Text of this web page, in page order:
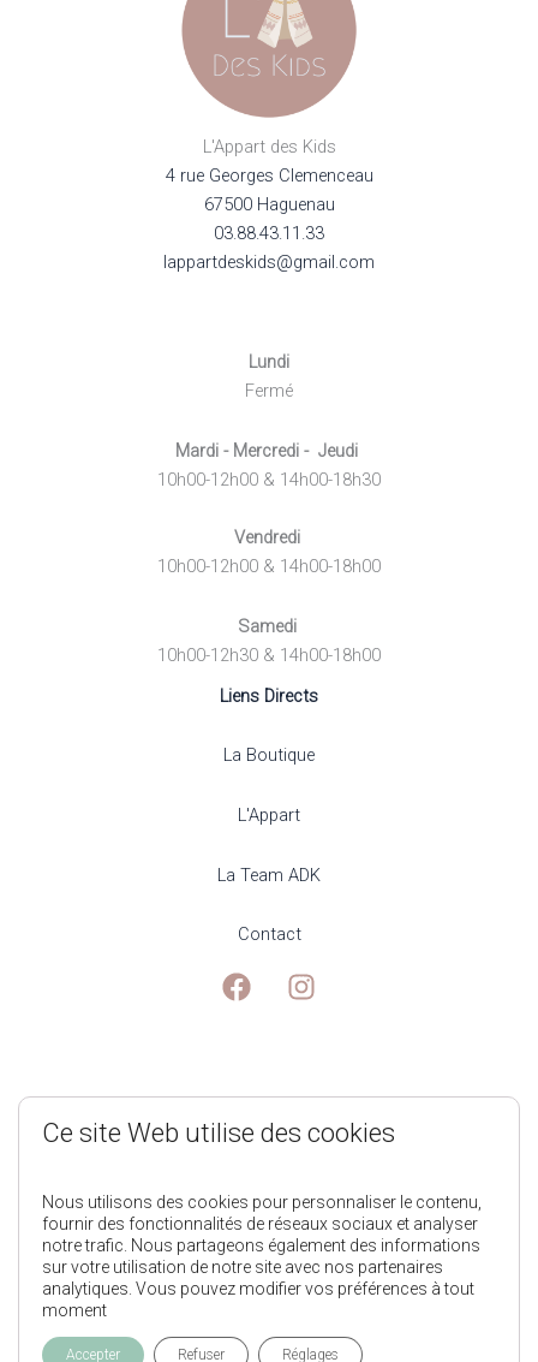
L'Appart des Kids
4 rue Georges Clemenceau
67500 Haguenau
03.88.43.11.33
lappartdeskids@gmail.com
Lundi
Fermé
Mardi - Mercredi - Jeudi
10h00-12h00 & 14h00-18h30
Vendredi
10h00-12h00 & 14h00-18h00
Samedi
10h00-12h30 & 14h00-18h00
Liens Directs
La Boutique
L'Appart
La Team ADK
Contact
Mentions Légales
Conditions générales de ventes
L'Appart des Kids © 2025
Ce site Web utilise des cookies
Nous utilisons des cookies pour personnaliser le contenu,
fournir des fonctionnalités de réseaux sociaux et analyser
notre trafic. Nous partageons également des informations
sur votre utilisation de notre site avec nos partenaires
analytiques. Vous pouvez modifier vos préférences à tout
moment
Accepter Refuser Réglages